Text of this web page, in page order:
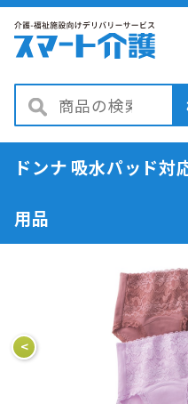
ドンナ 吸水パッド対
用品
<